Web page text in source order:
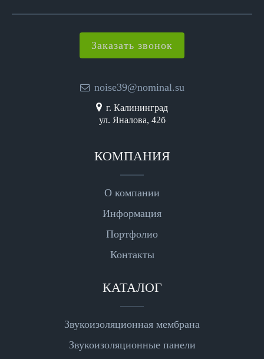
Заказать звонок
noise39@nominal.su
г. Калининград
ул. Яналова, 42б
КОМПАНИЯ
О компании
Информация
Портфолио
Контакты
КАТАЛОГ
Звукоизоляционная мембрана
Звукоизоляционные панели